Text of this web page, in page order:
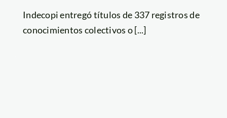
Indecopi entregó títulos de 337 registros de
conocimientos colectivos o [...]